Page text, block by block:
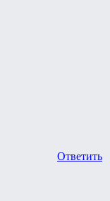
Ответить